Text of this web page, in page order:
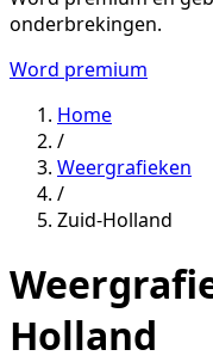
onderbrekingen.
Word premium
Home
/
Weergrafieken
/
Zuid-Holland
Holland